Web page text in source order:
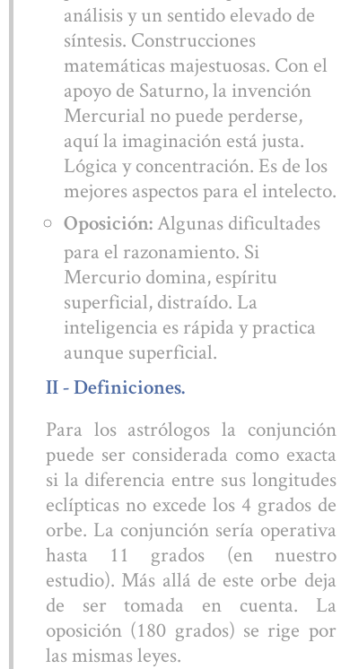
análisis y un sentido elevado de
síntesis. Construcciones
matemáticas majestuosas. Con el
apoyo de Saturno, la invención
Mercurial no puede perderse,
aquí la imaginación está justa.
Lógica y concentración. Es de los
mejores aspectos para el intelecto.
Oposición:Algunas dificultades
para el razonamiento. Si
Mercurio domina, espíritu
superficial, distraído. La
inteligencia es rápida y practica
aunque superficial.
II - Definiciones.
Para los astrólogos la conjunción
puede ser considerada como exacta
si la diferencia entre sus longitudes
eclípticas no excede los 4 grados de
orbe. La conjunción sería operativa
hasta 11 grados (en nuestro
estudio). Más allá de este orbe deja
de ser tomada en cuenta. La
oposición (180 grados) se rige por
las mismas leyes.